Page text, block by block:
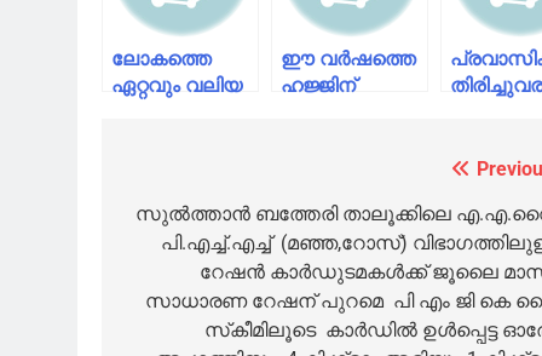
ലോകത്തെ
ഏറ്റവും വലിയ
ഈ വർഷത്തെ
ഹജ്ജിന്
navigation
സുല്‍ത്താന്‍ ബത്തേരി താലൂക്കിലെ
പി.എച്ച്.എച്ച് (മഞ്ഞ,റോസ്)
റേഷന്‍ കാര്‍ഡുടമകള്‍ക്ക് ജൂലൈ
സാധാരണ റേഷന് പുറമെ പി എം ജി കെ
സ്‌കീമിലൂടെ കാര്‍ഡില്‍ ഉള്‍പ്പെട്ട